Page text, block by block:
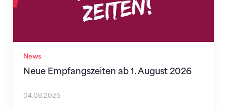
News
Neue Empfangszeiten ab 1. August 2026
04.08.2026